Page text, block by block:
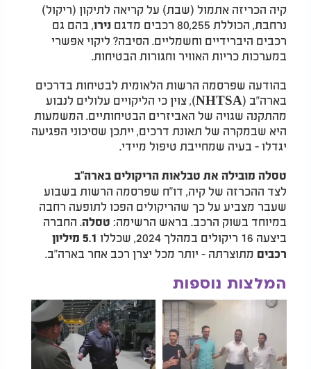
קיה הכריזה אתמול (שבת) על קריאה לתיקון (ריקול)
נרחבת, הכוללת 80,255 רכבים מדגם
נירו, בהם גם
רכבים היברידיים וחשמליים. הסיבה? ליקוי אפשרי
במערכות כריות האוויר וחגורות הבטיחות.
בהודעה שפרסמה הרשות הלאומית לבטיחות בדרכים
בארה"ב (NHTSA), צוין כי הליקויים עלולים לנבוע
מהתקנה שגויה של האביזרים הבטיחותיים. המשמעות
היא שבמקרה של תאונת דרכים, ייתכן שסיכוני הפגיעה
יגדלו - בעיה שמחייבת טיפול מיידי.
טסלה מובילה את טבלאות הריקולים בארה"ב
לצד ההכרזה של קיה, דו"ח שפרסמה הרשות בשבוע
שעבר מצביע על כך שהריקולים הפכו לתופעה רחבה
במיוחד בשוק הרכב. בראש הרשימה: טסלה. החברה
ביצעה 16 ריקולים במהלך 2024, שכללו
5.1 מיליון
רכבים מתוצרתה - יותר מכל יצרן רכב אחר בארה"ב.
המלצות נוספות